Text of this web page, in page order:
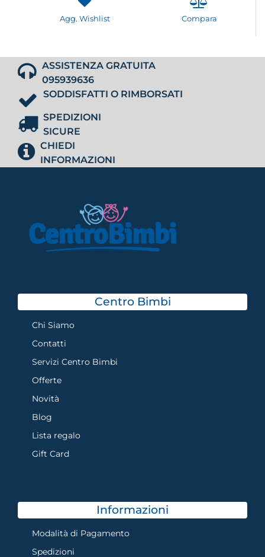
Agg. Wishlist Compara
ASSISTENZA GRATUITA
095939636
SODDISFATTI O RIMBORSATI
SPEDIZIONI
SICURE
CHIEDI
INFORMAZIONI
Centro Bimbi
Chi Siamo
Contatti
Servizi Centro Bimbi
Offerte
Novità
Blog
Lista regalo
Gift Card
Informazioni
Modalità di Pagamento
Spedizioni